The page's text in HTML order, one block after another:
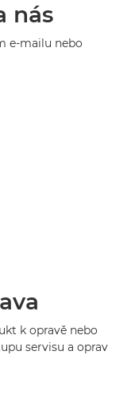
nás
e-mailu nebo
k opravě nebo
servisu a oprav